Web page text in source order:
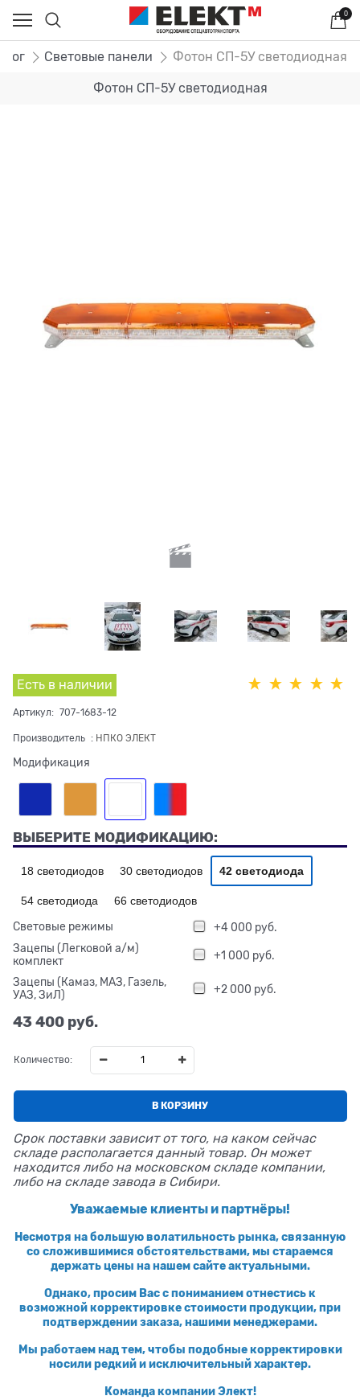
0
Световые панели Фотон СП-5У светодиодная
Фотон СП-5У светодиодная
Есть в наличии
Артикул: 707-1683-12
Производитель : НПКО ЭЛЕКТ
Модификация
ВЫБЕРИТЕ МОДИФИКАЦИЮ:
18 светодиодов 30 светодиодов 42 светодиода
54 светодиода
66 светодиодов
Световые режимы
+4 000 руб.
Зацепы (Легковой а/м)
комплект
+1 000 руб.
Зацепы (Камаз, МАЗ, Газель,
УАЗ, ЗиЛ)
+2 000 руб.
43 400 руб.
Количество:
В КОРЗИНУ
Срок поставки зависит от того, на каком сейчас
складе располагается данный товар. Он может
находится либо на московском складе компании,
либо на складе завода в Сибири.
Уважаемые клиенты и партнёры!
Несмотря на большую волатильность рынка, связанную
со сложившимися обстоятельствами, мы стараемся
держать цены на нашем сайте актуальными.
Однако, просим Вас с пониманием отнестись к
возможной корректировке стоимости продукции, при
подтверждении заказа, нашими менеджерами.
Мы работаем над тем, чтобы подобные корректировки
носили редкий и исключительный характер.
Команда компании Элект!